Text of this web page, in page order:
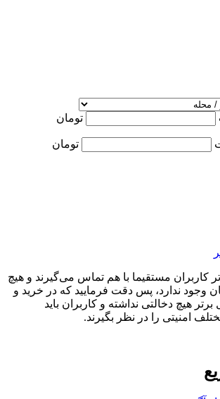
تومان
تومان
کاربران مستقیما با هم تماس می‌گیرند و هیچ
وجود ندارد، پس دقت فرمایید که در خرید و
هیچ دخالتی نداشته و کاربران باید
امنیتی را در نظر بگیرند.